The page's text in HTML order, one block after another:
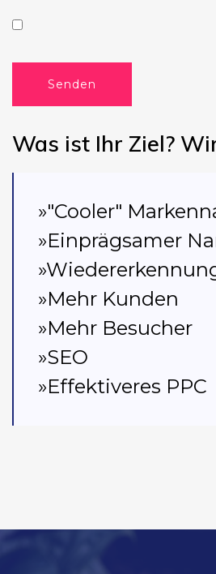
Senden
Was ist Ihr Ziel?
»"Cooler"
»Einprägsamer
»Mehr Kunden
»Mehr Besucher
»SEO
»Effektiveres PPC